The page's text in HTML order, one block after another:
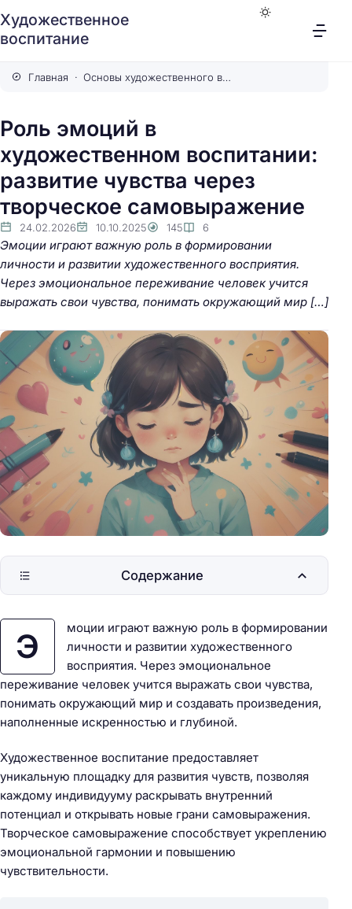
Художественное
воспитание
Главная Основы художественного воспитания
Роль эмоций в
художественном воспитании:
развитие чувства через
творческое самовыражение
24.02.2026 10.10.2025 145 6
Эмоции играют важную роль в формировании
личности и развитии художественного восприятия.
Через эмоциональное переживание человек учится
выражать свои чувства, понимать окружающий мир […]
Э
моции играют важную роль в формировании
личности и развитии художественного
восприятия. Через эмоциональное
переживание человек учится выражать свои чувства,
понимать окружающий мир и создавать произведения,
наполненные искренностью и глубиной.
Художественное воспитание предоставляет
уникальную площадку для развития чувств, позволяя
каждому индивидууму раскрывать внутренний
потенциал и открывать новые грани самовыражения.
Творческое самовыражение способствует укреплению
эмоциональной гармонии и повышению
чувствительности.
Содержание